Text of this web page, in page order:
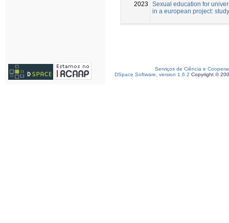
2023
Sexual education for
in a european project:
Serviços de Ciência e
DSpace Software, version 1.6.2 Copyright ©